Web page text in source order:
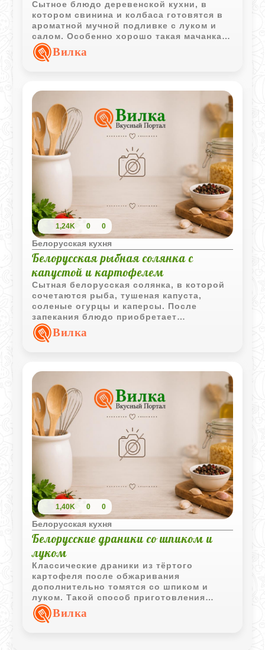
Сытное блюдо деревенской кухни, в
котором свинина и колбаса готовятся в
ароматной мучной подливке с луком и
салом. Особенно хорошо такая мачанка
сочетается с блинами или отварным
картофелем.
Вилка
1,24K 0 0
Белорусская кухня
Белорусская рыбная солянка с
капустой и картофелем
Сытная белорусская солянка, в которой
сочетаются рыба, тушеная капуста,
соленые огурцы и каперсы. После
запекания блюдо приобретает
насыщенный вкус и аппетитную
золотистую корочку.
Вилка
1,40K 0 0
Белорусская кухня
Белорусские драники со шпиком и
луком
Классические драники из тёртого
картофеля после обжаривания
дополнительно томятся со шпиком и
луком. Такой способ приготовления
делает блюдо особенно ароматным и
насыщенным, сохраняя характерный вкус
Вилка